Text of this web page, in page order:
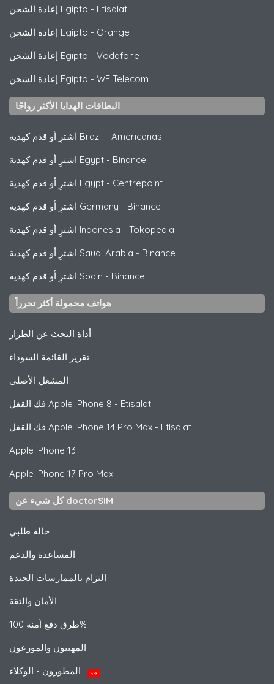
إعادة الشحن Egipto - Etisalat
إعادة الشحن Egipto - Orange
إعادة الشحن Egipto - Vodafone
إعادة الشحن Egipto - WE Telecom
البطاقات الهدايا الأكثر رواجًا
اشترِ أو قدم كهدية Brazil - Americanas
اشترِ أو قدم كهدية Egypt - Binance
اشترِ أو قدم كهدية Egypt - Centrepoint
اشترِ أو قدم كهدية Germany - Binance
اشترِ أو قدم كهدية Indonesia - Tokopedia
اشترِ أو قدم كهدية Saudi Arabia - Binance
اشترِ أو قدم كهدية Spain - Binance
هواتف محمولة أكثر تحرراً
أداة البحث عن الطراز
تقرير القائمة السوداء
المشغل الأصلي
Apple iPhone 8 - Etisalat
Apple iPhone 14 Pro Max - Etisalat
Apple iPhone 13
Apple iPhone 17 Pro Max
كل شيء عن doctorSIM
حالة طلبي
المساعدة والدعم
التزام بالممارسات الجيدة
الأمان والثقة
طرق دفع آمنة 100%
المهنيون والموزعون
جديد